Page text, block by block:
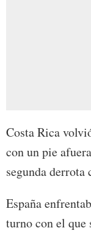
Costa Rica
con un pie
segunda derrota
España
turno con el que